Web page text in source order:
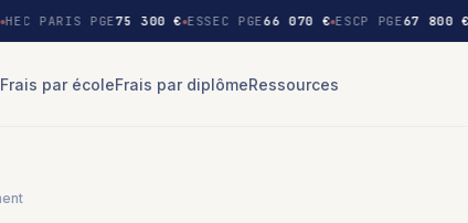
HEC PARIS PGE75 300 € ESSEC PGE66 070 € ESCP PGE67 800 €
Frais par écoleFrais par diplômeRessources